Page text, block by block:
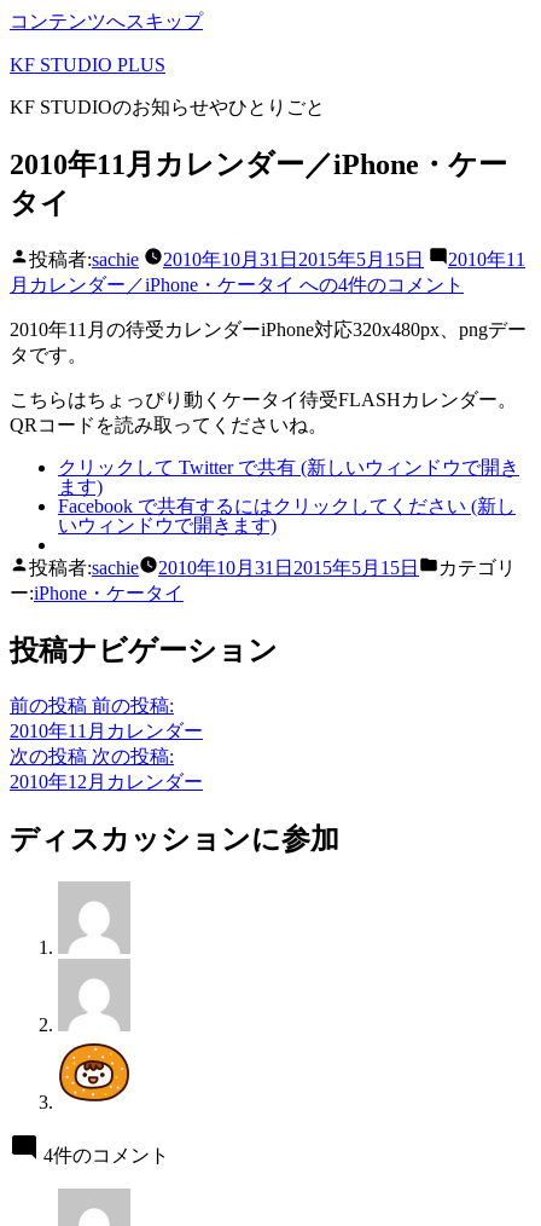
コンテンツへスキップ
KF STUDIO PLUS
KF STUDIOのお知らせやひとりごと
2010年11月カレンダー／iPhone・ケー
タイ
投稿者:sachie 2010年10月31日 2015年5月15日
2010年11
月カレンダー／iPhone・ケータイ への4件のコメント
2010年11月の待受カレンダーiPhone対応320x480px、pngデー
タです。
こちらはちょっぴり動くケータイ待受FLASHカレンダー。
QRコードを読み取ってくださいね。
クリックして Twitter で共有 (新しいウィンドウで開き
ます)
Facebook で共有するにはクリックしてください (新し
いウィンドウで開きます)
投稿者:sachie 2010年10月31日 2015年5月15日
カテゴリ
ー:iPhone・ケータイ
投稿ナビゲーション
前の投稿 前の投稿:
2010年11月カレンダー
次の投稿 次の投稿:
2010年12月カレンダー
ディスカッションに参加
4件のコメント